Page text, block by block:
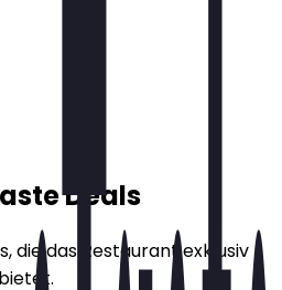
Deals
die das Restaurant exklusiv